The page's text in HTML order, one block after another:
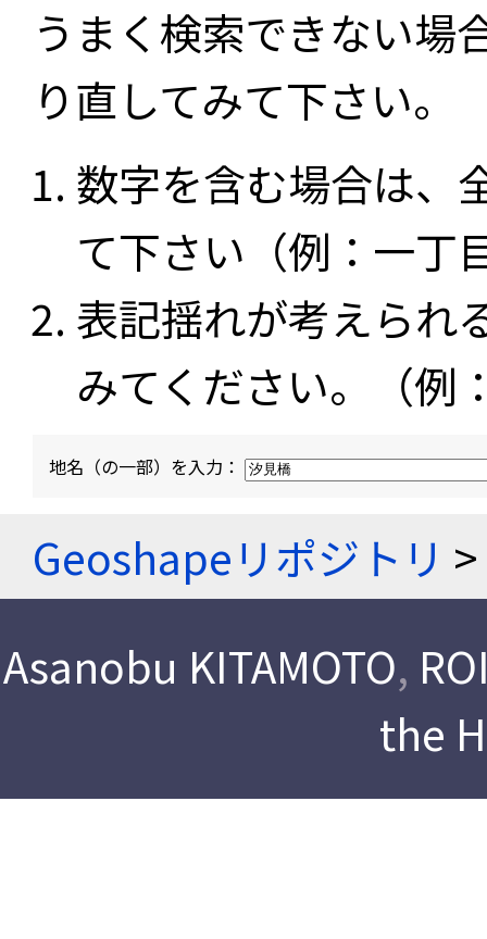
うまく検索できない場
り直してみて下さい。
数字を含む場合は、
て下さい（例：一
表記揺れが考えられ
みてください。（例
地名（の一部）を入力：
Geoshapeリポジトリ >
Asanobu KITAMOTO,
the